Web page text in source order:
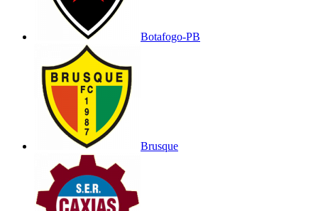
Botafogo-PB
Brusque